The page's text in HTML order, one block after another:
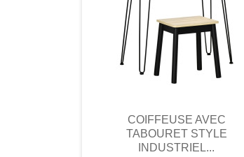
COIFFEUSE AVEC
TABOURET STYLE
INDUSTRIEL...
Favori